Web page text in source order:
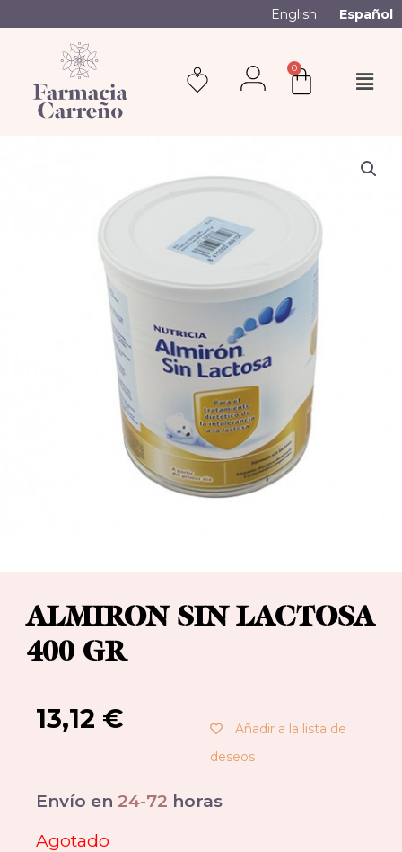
English Español
0
ALMIRON SIN LACTOSA
400 GR
13,12 €
Añadir a la lista de
deseos
Envío en 24-72 horas
Agotado